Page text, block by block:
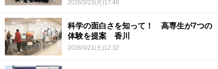
2026/3/23(月)17:46
科学の面白さを知って！ 高専生が7つの
体験を提案 香川
2026/3/21(土)12:32